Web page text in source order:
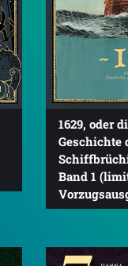
1629, oder
Geschichte
Band 1